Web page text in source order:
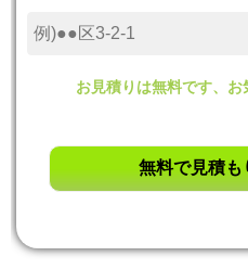
お見積りは無料です、お